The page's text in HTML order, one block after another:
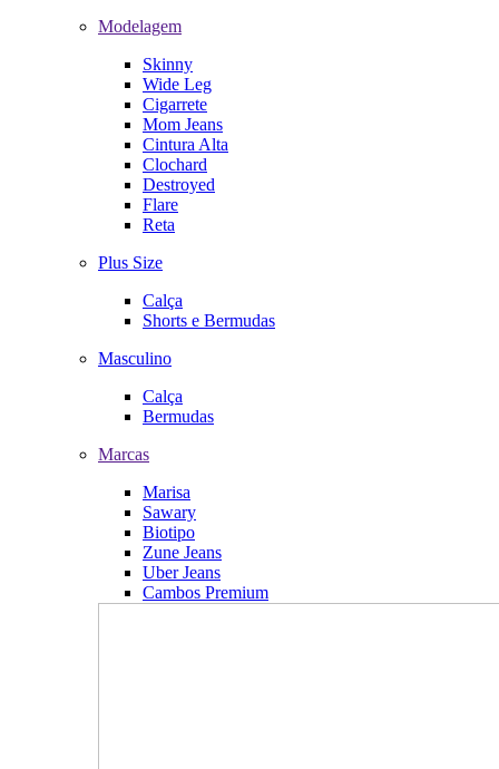
Modelagem
Skinny
Wide Leg
Cigarrete
Mom Jeans
Cintura Alta
Clochard
Destroyed
Flare
Reta
Plus Size
Calça
Shorts e Bermudas
Masculino
Calça
Bermudas
Marcas
Marisa
Sawary
Biotipo
Zune Jeans
Uber Jeans
Cambos Premium